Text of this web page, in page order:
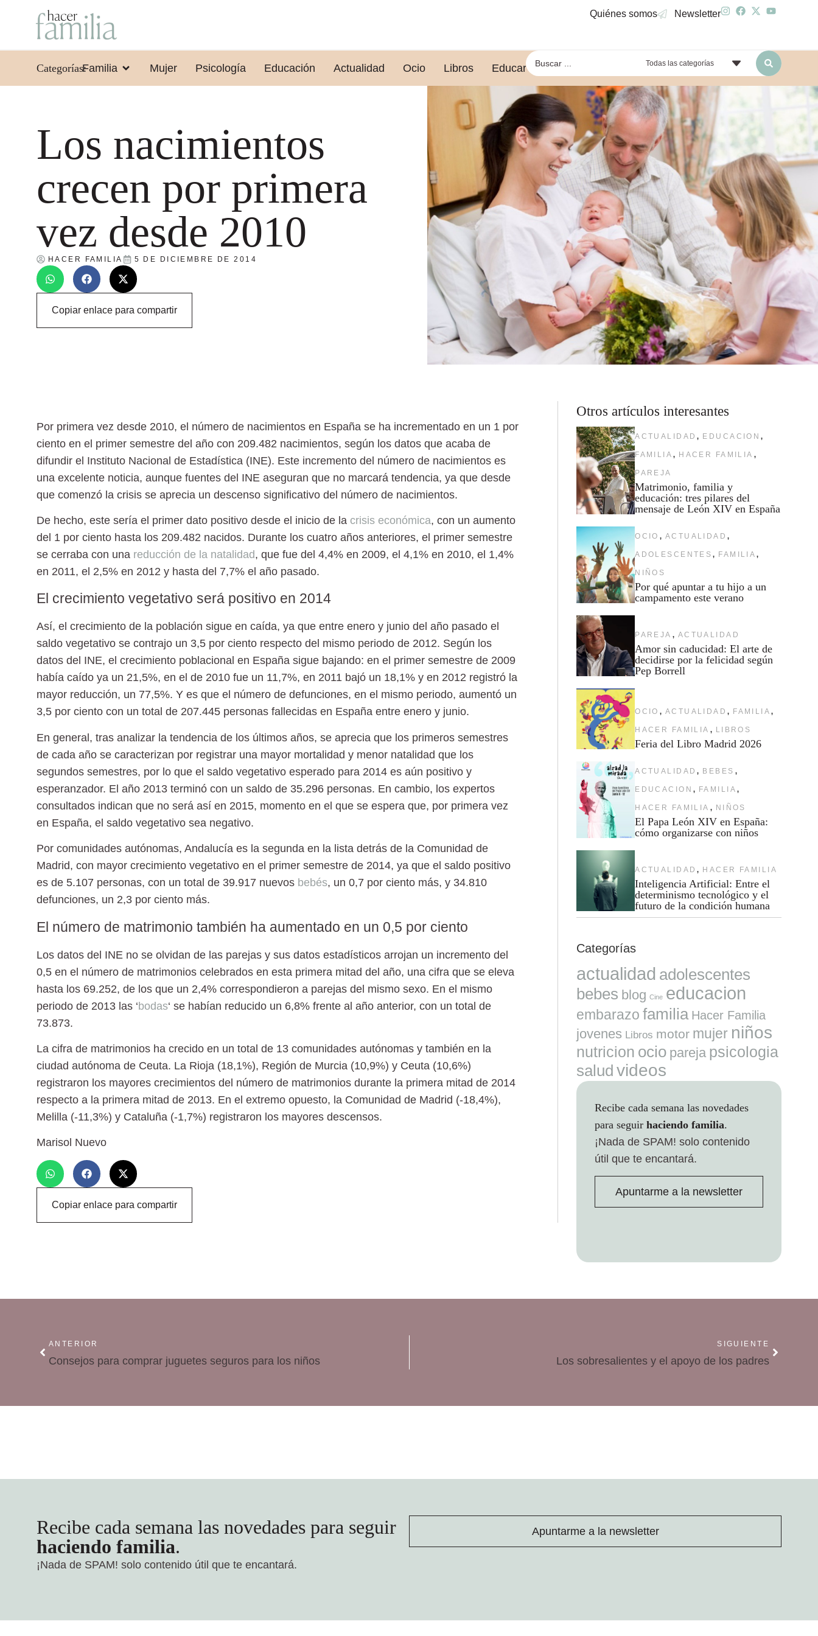
Quiénes somos Newsletter
Categorías:Familia Mujer Psicología Educación Actualidad Ocio Libros Educar leyendo Todas las categorías
Los nacimientos
crecen por primera
vez desde 2010
HACER FAMILIA 5 DE DICIEMBRE DE 2014
Copiar enlace para compartir
Por primera vez desde 2010, el número de nacimientos en España se ha incrementado en un 1 por
ciento en el primer semestre del año con 209.482 nacimientos, según los datos que acaba de
difundir el Instituto Nacional de Estadística (INE). Este incremento del número de nacimientos es
una excelente noticia, aunque fuentes del INE aseguran que no marcará tendencia, ya que desde
que comenzó la crisis se aprecia un descenso significativo del número de nacimientos.
De hecho, este sería el primer dato positivo desde el inicio de la crisis económica, con un aumento
del 1 por ciento hasta los 209.482 nacidos. Durante los cuatro años anteriores, el primer semestre
se cerraba con una reducción de la natalidad, que fue del 4,4% en 2009, el 4,1% en 2010, el 1,4%
en 2011, el 2,5% en 2012 y hasta del 7,7% el año pasado.
El crecimiento vegetativo será positivo en 2014
Así, el crecimiento de la población sigue en caída, ya que entre enero y junio del año pasado el
saldo vegetativo se contrajo un 3,5 por ciento respecto del mismo periodo de 2012. Según los
datos del INE, el crecimiento poblacional en España sigue bajando: en el primer semestre de 2009
había caído ya un 21,5%, en el de 2010 fue un 11,7%, en 2011 bajó un 18,1% y en 2012 registró la
mayor reducción, un 77,5%. Y es que el número de defunciones, en el mismo periodo, aumentó un
3,5 por ciento con un total de 207.445 personas fallecidas en España entre enero y junio.
En general, tras analizar la tendencia de los últimos años, se aprecia que los primeros semestres
de cada año se caracterizan por registrar una mayor mortalidad y menor natalidad que los
segundos semestres, por lo que el saldo vegetativo esperado para 2014 es aún positivo y
esperanzador. El año 2013 terminó con un saldo de 35.296 personas. En cambio, los expertos
consultados indican que no será así en 2015, momento en el que se espera que, por primera vez
en España, el saldo vegetativo sea negativo.
Por comunidades autónomas, Andalucía es la segunda en la lista detrás de la Comunidad de
Madrid, con mayor crecimiento vegetativo en el primer semestre de 2014, ya que el saldo positivo
es de 5.107 personas, con un total de 39.917 nuevos bebés, un 0,7 por ciento más, y 34.810
defunciones, un 2,3 por ciento más.
El número de matrimonio también ha aumentado en un 0,5 por ciento
Los datos del INE no se olvidan de las parejas y sus datos estadísticos arrojan un incremento del
0,5 en el número de matrimonios celebrados en esta primera mitad del año, una cifra que se eleva
hasta los 69.252, de los que un 2,4% correspondieron a parejas del mismo sexo. En el mismo
periodo de 2013 las ‘bodas‘ se habían reducido un 6,8% frente al año anterior, con un total de
73.873.
La cifra de matrimonios ha crecido en un total de 13 comunidades autónomas y también en la
ciudad autónoma de Ceuta. La Rioja (18,1%), Región de Murcia (10,9%) y Ceuta (10,6%)
registraron los mayores crecimientos del número de matrimonios durante la primera mitad de 2014
respecto a la primera mitad de 2013. En el extremo opuesto, la Comunidad de Madrid (-18,4%),
Melilla (-11,3%) y Cataluña (-1,7%) registraron los mayores descensos.
Marisol Nuevo
Copiar enlace para compartir
Otros artículos interesantes
ACTUALIDAD , EDUCACION ,
FAMILIA , HACER FAMILIA ,
PAREJA
Matrimonio, familia y
educación: tres pilares del
mensaje de León XIV en España
OCIO , ACTUALIDAD ,
ADOLESCENTES , FAMILIA ,
NIÑOS
Por qué apuntar a tu hijo a un
campamento este verano
PAREJA , ACTUALIDAD
Amor sin caducidad: El arte de
decidirse por la felicidad según
Pep Borrell
OCIO , ACTUALIDAD , FAMILIA ,
HACER FAMILIA , LIBROS
Feria del Libro Madrid 2026
ACTUALIDAD , BEBES ,
EDUCACION , FAMILIA ,
HACER FAMILIA , NIÑOS
El Papa León XIV en España:
cómo organizarse con niños
ACTUALIDAD , HACER FAMILIA
Inteligencia Artificial: Entre el
determinismo tecnológico y el
futuro de la condición humana
Categorías
actualidad adolescentes
bebes blog Cine educacion
embarazo familia Hacer Familia
jovenes Libros motor mujer niños
nutricion ocio pareja psicologia
salud videos
Recibe cada semana las novedades
para seguir haciendo familia.
¡Nada de SPAM! solo contenido
útil que te encantará.
Apuntarme a la newsletter
ANTERIOR
Consejos para comprar juguetes seguros para los niños
SIGUIENTE
Los sobresalientes y el apoyo de los padres
Recibe cada semana las novedades para seguir
haciendo familia.
¡Nada de SPAM! solo contenido útil que te encantará.
Apuntarme a la newsletter